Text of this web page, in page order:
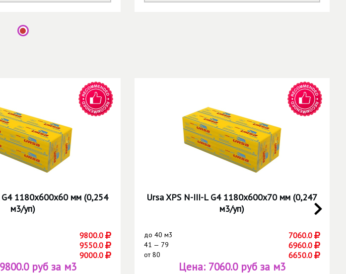
G4 1180х600х60 мм (0,254
м3/уп)
9800.0
9550.0
9000.0
9800.0 руб за м3
Ursa XPS N-III-L G4 1180х600х70 мм (0,247
м3/уп)
до 40 м3 7060.0
41 — 79 6960.0
от80 6650.0
Цена: 7060.0 руб за м3